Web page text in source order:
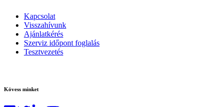
Kapcsolat
Visszahívunk
Ajánlatkérés
Szerviz időpont foglalás
Tesztvezetés
Kövess minket